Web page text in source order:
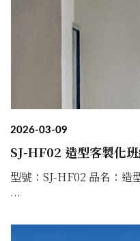
2026-03-09
SJ-HF02 造型客製化
型號：SJ-HF02 品名：造
...